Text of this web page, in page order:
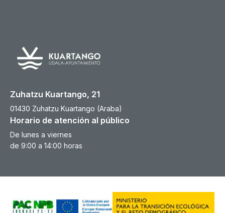
Zuhatzu Kuartango, 21
01430 Zuhatzu Kuartango (Araba)
Horario de atención al público
De lunes a viernes
de 9:00 a 14:00 horas